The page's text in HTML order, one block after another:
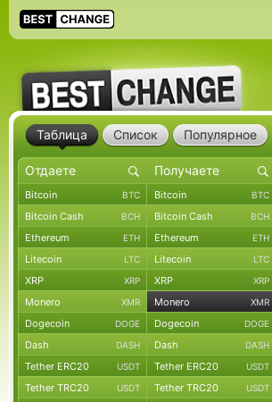
Таблица Список Популярное
Bitcoin BTC Bitcoin BTC
Bitcoin Cash BCH Bitcoin Cash BCH
Ethereum ETH Ethereum ETH
Litecoin LTC Litecoin LTC
XRP XRP XRP XRP
Monero XMR Monero XMR
Dogecoin DOGE Dogecoin DOGE
Dash DASH Dash DASH
Tether ERC20 USDT Tether ERC20 USDT
Tether TRC20 USDT Tether TRC20 USDT